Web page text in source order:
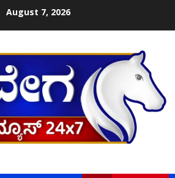
August 7, 2026